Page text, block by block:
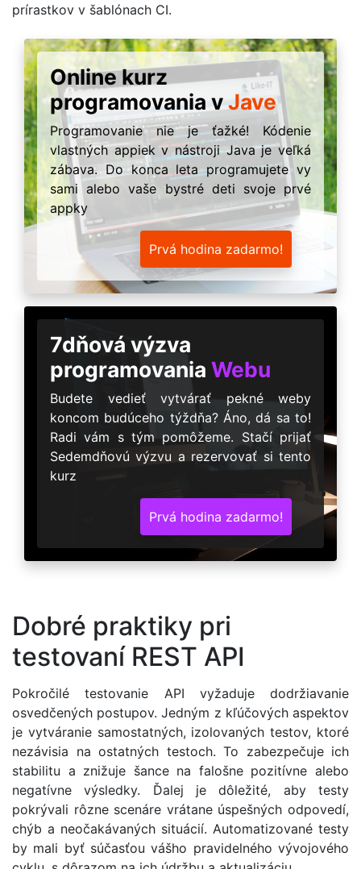
prírastkov v šablónach CI.
Online kurz
programovania vJave
Programovanie nie je ťažké! Kódenie
vlastných appiek v nástroji Java je veľká
zábava. Do konca leta programujete vy
sami alebo vaše bystré deti svoje prvé
appky
Prvá hodina zadarmo!
7dňová výzva
programovania Webu
Budete vedieť vytvárať pekné weby
koncom budúceho týždňa? Áno, dá sa to!
Radi vám s tým pomôžeme. Stačí prijať
Sedemdňovú výzvu a rezervovať si tento
kurz
Prvá hodina zadarmo!
Dobré praktiky pri
testovaní REST API
Pokročilé testovanie API vyžaduje dodržiavanie
osvedčených postupov. Jedným z kľúčových aspektov
je vytváranie samostatných, izolovaných testov, ktoré
nezávisia na ostatných testoch. To zabezpečuje ich
stabilitu a znižuje šance na falošne pozitívne alebo
negatívne výsledky. Ďalej je dôležité, aby testy
pokrývali rôzne scenáre vrátane úspešných odpovedí,
chýb a neočakávaných situácií. Automatizované testy
by mali byť súčasťou vášho pravidelného vývojového